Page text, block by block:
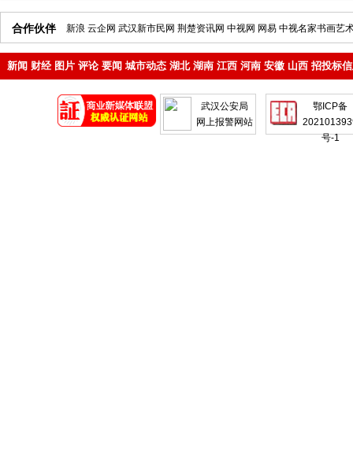
合作伙伴 新浪 云企网 武汉新市民网 荆楚资讯网 中视网 网易 中视名家书画艺
新闻 财经 图片 评论 要闻 城市动态 湖北 湖南 江西 河南 安徽 山西 招投标
武汉公安局
网上报警网站
鄂ICP备
号-1